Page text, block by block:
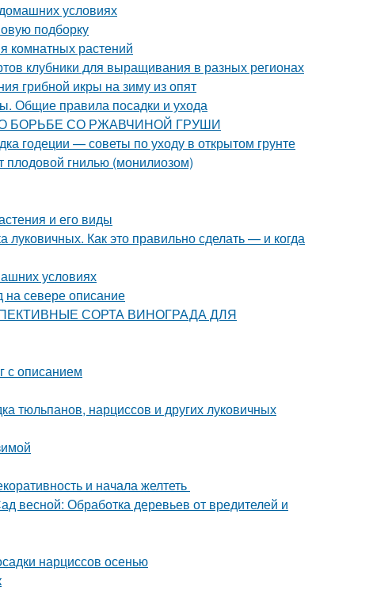
условиях
подборку
комнатных растений
клубники для выращивания в разных регионах
грибной икры на зиму из опят
Общие правила посадки и ухода
ПО БОРЬБЕ СО РЖАВЧИНОЙ ГРУШИ
годеции — советы по уходу в открытом грунте
плодовой гнилью (монилиозом)
и его виды
Как это правильно сделать — и когда
условиях
севере описание
СОРТА ВИНОГРАДА ДЛЯ
с описанием
тюльпанов, нарциссов и других луковичных
и начала желтеть
весной: Обработка деревьев от вредителей и
нарциссов осенью